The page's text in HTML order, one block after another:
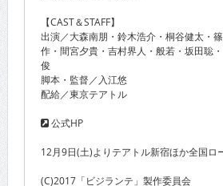
【CAST＆STAFF】
出演／大森南朋・鈴木浩介・桐谷健太・
作・間宮夕貴・吉村界人・般若・坂田聡
俊
脚本・監督／入江悠
配給／東京テアトル
公式HP
12月9日(土)よりテアトル新宿ほか全国ロ
(C)2017「ビジランテ」製作委員会